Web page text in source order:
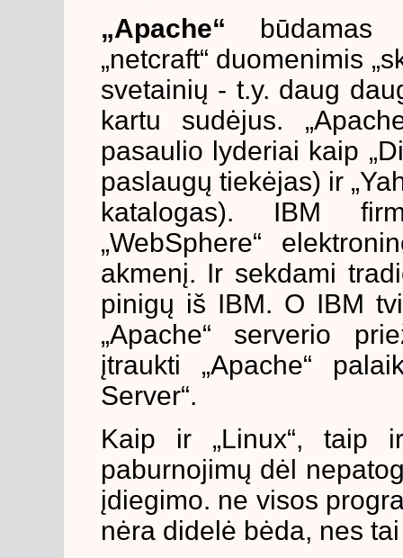
„Apache“ būdamas
„netcraft“ duomenimis
svetainių - t.y. daug
kartu sudėjus.
pasaulio lyderiai kaip
paslaugų tiekėjas) ir
katalogas). IBM
„WebSphere“
akmenį. Ir sekdami
pinigų iš IBM. O IBM
„Apache“ serverio
įtraukti „Apache“
Server“.
Kaip ir „Linux“, taip
paburnojimų dėl
įdiegimo. ne visos
nėra didelė bėda, nes